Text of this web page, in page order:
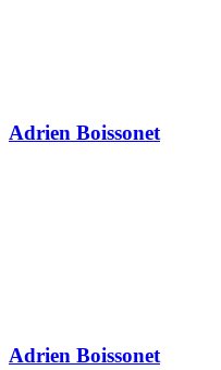
Adrien Boissonet
Adrien Boissonet